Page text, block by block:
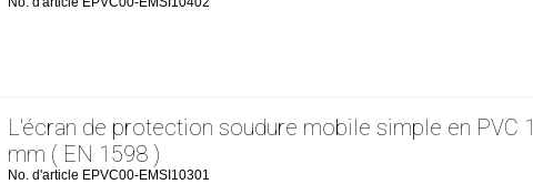
L'écran de protection soudure mobile simple en PVC 1
mm ( EN 1598 )
No. d'article EPVC00-EMSI10301